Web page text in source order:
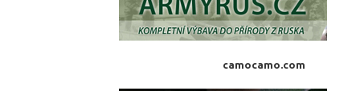
camocamo.com